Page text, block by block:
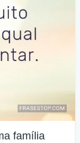
família